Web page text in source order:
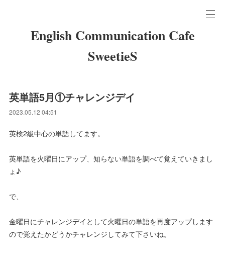
English Communication Cafe
SweetieS
英単語5月①チャレンジデイ
2023.05.12 04:51
英検2級中心の単語してます。
英単語を火曜日にアップ、知らない単語を調べて覚えていきまし
ょ♪
で、
金曜日にチャレンジデイとして火曜日の単語を再度アップします
ので覚えたかどうかチャレンジしてみて下さいね。